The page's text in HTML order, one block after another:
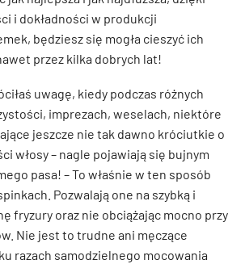
i dokładności w produkcji
będziesz się mogła cieszyć ich
przez kilka dobrych lat!
uwagę, kiedy podczas różnych
imprezach, weselach, niektóre
jeszcze nie tak dawno króciutkie o
włosy – nagle pojawiają się bujnym
pasa! – To właśnie w ten sposób
Pozwalają one na szybką i
fryzury oraz nie obciążając mocno przy
Nie jest to trudne ani męczące
razach samodzielnego mocowania